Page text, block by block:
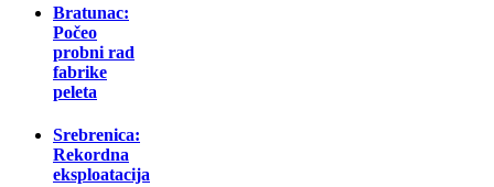
Bratunac:
Počeo
probni rad
fabrike
peleta
Srebrenica:
Rekordna
eksploatacija